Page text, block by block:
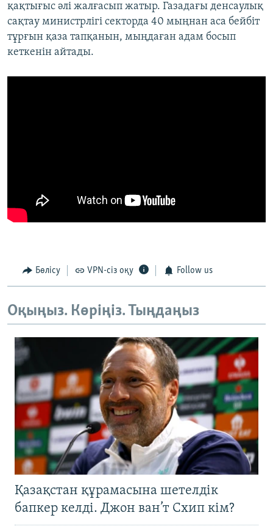
қақтығыс әлі жалғасып жатыр. Газадағы денсаулық
сақтау министрлігі секторда 40 мыңнан аса бейбіт
тұрғын қаза тапқанын, мыңдаған адам босып
кеткенін айтады.
Бөлісу VPN-сіз оқу Follow us
Оқыңыз. Көріңіз. Тыңдаңыз
Қазақстан құрамасына шетелдік
бапкер келді. Джон ван’т Схип кім?